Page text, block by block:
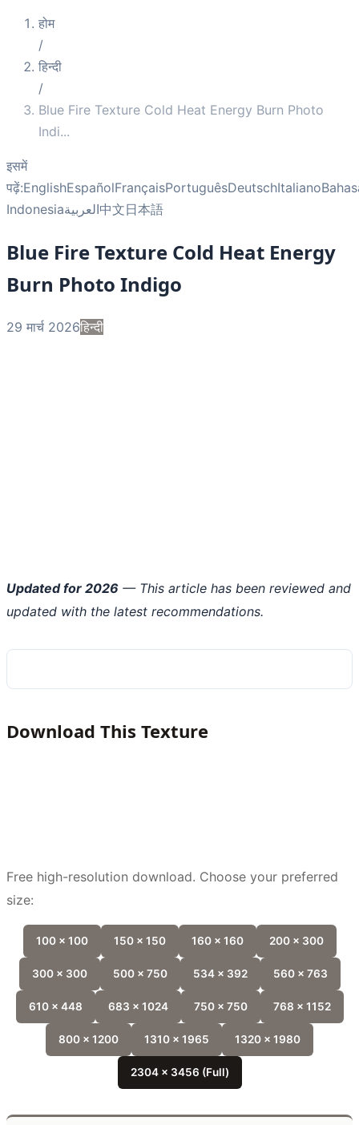
होम
/
हिन्दी
/
Blue Fire Texture Cold Heat Energy Burn Photo
Indi...
इसमें
पढ़ें:EnglishEspañolFrançaisPortuguêsDeutschItaliano
Indonesiaالعربية中文日本語
Blue Fire Texture Cold Heat Energy
Burn Photo Indigo
29 मार्च 2026हिन्दी
Updated for 2026 — This article has been reviewed and
updated with the latest recommendations.
Download This Texture
Free high-resolution download. Choose your preferred
size:
100 x 100 150 x 150 160 x 160 200 x 300
300 x 300 500 x 750 534 x 392 560 x 763
610 x 448 683 x 1024 750 x 750 768 x 1152
800 x 1200 1310 x 1965 1320 x 1980
2304 x 3456 (Full)